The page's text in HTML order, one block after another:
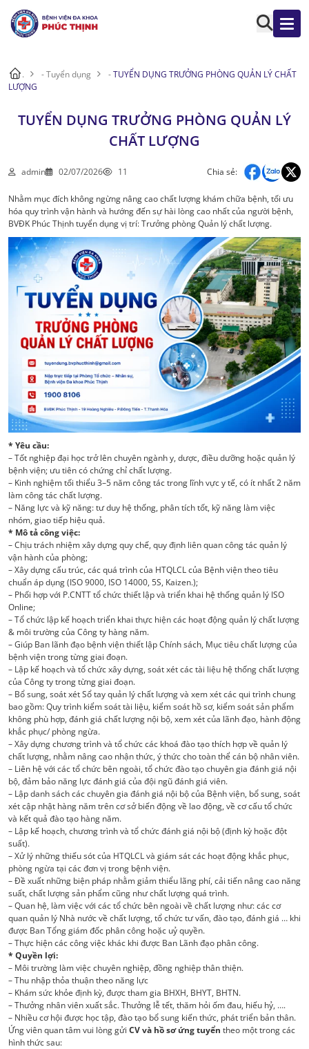
. -Tuyển dụng -TUYỂN DỤNG TRƯỞNG PHÒNG QUẢN LÝ CHẤT
LƯỢNG
TUYỂN DỤNG TRƯỞNG PHÒNG QUẢN LÝ
CHẤT LƯỢNG
admin 02/07/2026 11 Chia sẻ:
Nhằm mục đích không ngừng nâng cao chất lượng khám chữa bệnh, tối ưu
hóa quy trình vận hành và hướng đến sự hài lòng cao nhất của người bệnh,
BVĐK Phúc Thịnh tuyển dụng vị trí: Trưởng phòng Quản lý chất lượng.
* Yêu cầu:
– Tốt nghiệp đại học trở lên chuyên ngành y, dược, điều dưỡng hoặc quản lý
bệnh viện; ưu tiên có chứng chỉ chất lượng.
– Kinh nghiệm tối thiểu 3–5 năm công tác trong lĩnh vực y tế, có ít nhất 2 năm
làm công tác chất lượng.
– Năng lực và kỹ năng: tư duy hệ thống, phân tích tốt, kỹ năng làm việc
nhóm, giao tiếp hiệu quả.
* Mô tả công việc:
– Chịu trách nhiệm xây dựng quy chế, quy định liên quan công tác quản lý
vận hành của phòng;
– Xây dựng cấu trúc, các quá trình của HTQLCL của Bệnh viện theo tiêu
chuẩn áp dụng (ISO 9000, ISO 14000, 5S, Kaizen.);
– Phối hợp với P.CNTT tổ chức thiết lập và triển khai hệ thống quản lý ISO
Online;
– Tổ chức lập kế hoạch triển khai thực hiện các hoạt động quản lý chất lượng
& môi trường của Công ty hàng năm.
– Giúp Ban lãnh đạo bệnh viện thiết lập Chính sách, Mục tiêu chất lượng của
bệnh viện trong từng giai đoạn.
– Lập kế hoạch và tổ chức xây dựng, soát xét các tài liệu hệ thống chất lượng
của Công ty trong từng giai đoạn.
– Bổ sung, soát xét Sổ tay quản lý chất lượng và xem xét các qui trình chung
bao gồm: Quy trình kiểm soát tài liệu, kiểm soát hồ sơ, kiểm soát sản phẩm
không phù hợp, đánh giá chất lượng nội bộ, xem xét của lãnh đạo, hành động
khắc phục/ phòng ngừa.
– Xây dựng chương trình và tổ chức các khoá đào tạo thích hợp về quản lý
chất lượng, nhằm nâng cao nhận thức, ý thức cho toàn thể cán bộ nhân viên.
– Liên hệ với các tổ chức bên ngoài, tổ chức đào tạo chuyên gia đánh giá nội
bộ, đảm bảo năng lực đánh giá của đội ngũ đánh giá viên.
– Lập danh sách các chuyên gia đánh giá nội bộ của Bệnh viện, bổ sung, soát
xét cập nhật hàng năm trên cơ sở biến động về lao động, về cơ cấu tổ chức
và kết quả đào tạo hàng năm.
– Lập kế hoạch, chương trình và tổ chức đánh giá nội bộ (định kỳ hoặc đột
suất).
– Xử lý những thiếu sót của HTQLCL và giám sát các hoạt động khắc phục,
phòng ngừa tại các đơn vị trong bệnh viện.
– Đề xuất những biện pháp nhằm giảm thiểu lãng phí, cải tiến nâng cao năng
suất, chất lượng sản phẩm cũng như chất lượng quá trình.
– Quan hệ, làm việc với các tổ chức bên ngoài về chất lượng như: các cơ
quan quản lý Nhà nước về chất lượng, tổ chức tư vấn, đào tạo, đánh giá … khi
được Ban Tổng giám đốc phân công hoặc uỷ quyền.
– Thực hiện các công việc khác khi được Ban Lãnh đạo phân công.
* Quyền lợi:
– Môi trường làm việc chuyên nghiệp, đồng nghiệp thân thiện.
– Thu nhập thỏa thuận theo năng lực
– Khám sức khỏe định kỳ, được tham gia BHXH, BHYT, BHTN.
– Thưởng nhân viên xuất sắc. Thưởng lễ tết, thăm hỏi ốm đau, hiếu hỷ, ….
– Nhiều cơ hội được học tập, đào tạo bổ sung kiến thức, phát triển bản thân.
Ứng viên quan tâm vui lòng gửi CV và hồ sơ ứng tuyển theo một trong các
hình thức sau: